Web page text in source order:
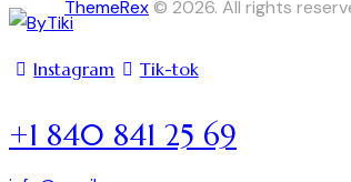
ThemeRex© 2026. All rights
Instagram Tik-tok
+1 840 841 25 69